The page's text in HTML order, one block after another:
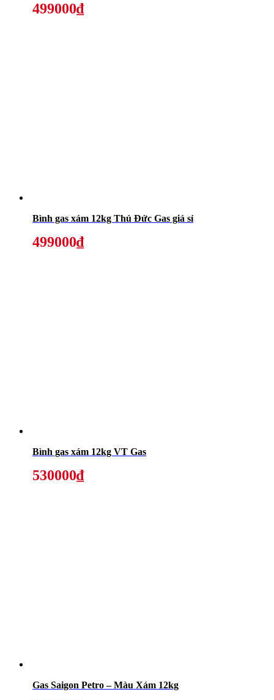
499000₫
Bình gas xám 12kg Thủ Đức Gas giá sỉ
499000₫
Bình gas xám 12kg VT Gas
530000₫
Gas Saigon Petro – Màu Xám 12kg